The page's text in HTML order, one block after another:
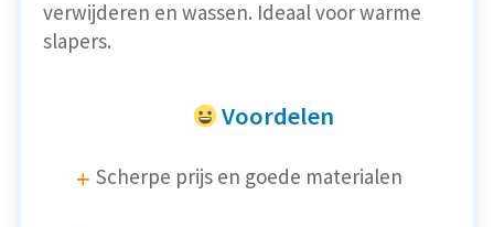
verwijderen en wassen. Ideaal voor warme
slapers.
Voordelen
Scherpe prijs en goede materialen